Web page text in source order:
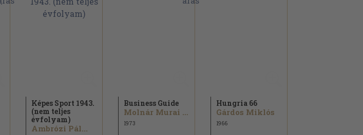
Képes Sport 1943.
(nem teljes
évfolyam)
Ambrózi Pál...
Business Guide
Molnár Murai M.
1973
Hungria 66
Gárdos Miklós
1966